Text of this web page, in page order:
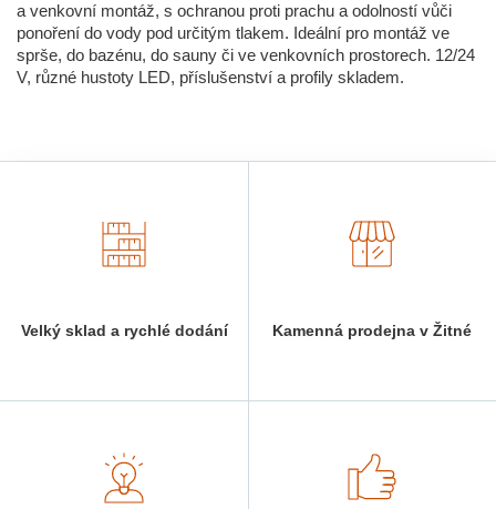
a venkovní montáž, s ochranou proti prachu a odolností vůči
ponoření do vody pod určitým tlakem. Ideální pro montáž ve
sprše, do bazénu, do sauny či ve venkovních prostorech. 12/24
V, různé hustoty LED, příslušenství a profily skladem.
Velký sklad a rychlé dodání Kamenná prodejna v Žitné